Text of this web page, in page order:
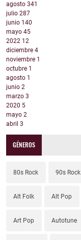
agosto 341
julio 287
junio 140
mayo 45
2022 12
diciembre 4
noviembre 1
octubre 1
agosto 1
junio 2
marzo 3
2020 5
mayo 2
abril 3
GÉNEROS
80s Rock 90s Rock
Alt Folk Alt Pop
Art Pop Autotune